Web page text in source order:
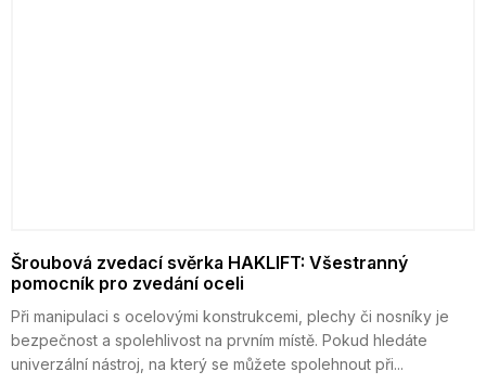
Šroubová zvedací svěrka HAKLIFT: Všestranný
pomocník pro zvedání oceli
Při manipulaci s ocelovými konstrukcemi, plechy či nosníky je
bezpečnost a spolehlivost na prvním místě. Pokud hledáte
univerzální nástroj, na který se můžete spolehnout při...